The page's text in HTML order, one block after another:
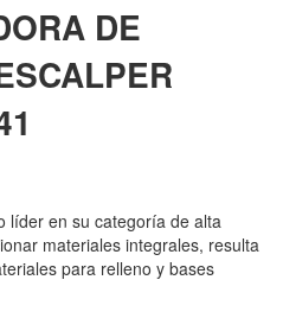
DE
líder en su categoría de alta
materiales integrales, resulta
para relleno y bases